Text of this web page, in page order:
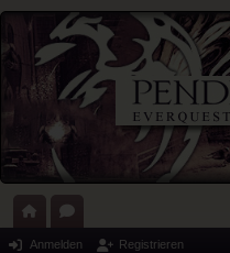
ort or
Anmelden Registrieren